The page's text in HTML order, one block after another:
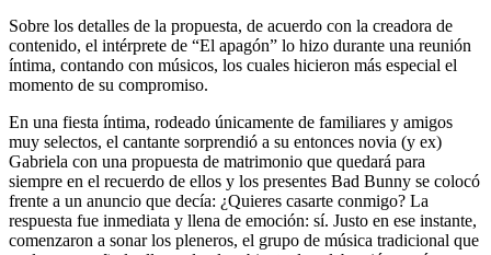
Sobre los detalles de la propuesta, de acuerdo con la creadora de
contenido, el intérprete de “El apagón” lo hizo durante una reunión
íntima, contando con músicos, los cuales hicieron más especial el
momento de su compromiso.
En una fiesta íntima, rodeado únicamente de familiares y amigos
muy selectos, el cantante sorprendió a su entonces novia (y ex)
Gabriela con una propuesta de matrimonio que quedará para
siempre en el recuerdo de ellos y los presentes Bad Bunny se colocó
frente a un anuncio que decía: ¿Quieres casarte conmigo? La
respuesta fue inmediata y llena de emoción: sí. Justo en ese instante,
comenzaron a sonar los pleneros, el grupo de música tradicional que